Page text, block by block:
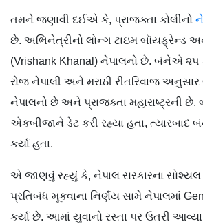
તમને જણાવી દઈએ કે, પ્રાજક્તા કોલીનો
છે. અભિનેત્રીનો લોન્ગ ટાઇમ બૉયફ્રેન્ડ
(Vrishank Khanal) નેપાલનો છે. બંનેએ
રોજ નેપાલી અને મરાઠી રીતરિવાજ અનુસાર
નેપાલનો છે અને પ્રાજક્તા મહારાષ્ટ્રની
એકબીજાને ડેટ કરી રહ્યા હતા,
કર્યા હતા.
એ જાણવું રહ્યું કે, નેપાલ સરકારના સોશ્યલ
પ્રતિબંધ મૂકવાના નિર્ણય સામે નેપાલમાં
કર્યા છે. આમાં યુવાનો રસ્તા પર ઉતરી